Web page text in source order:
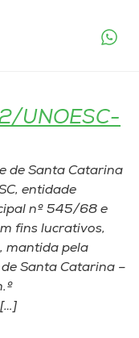
Atos
UNOESC-
de Santa Catarina
entidade
nº 545/68 e
fins lucrativos,
mantida pela
Santa Catarina –